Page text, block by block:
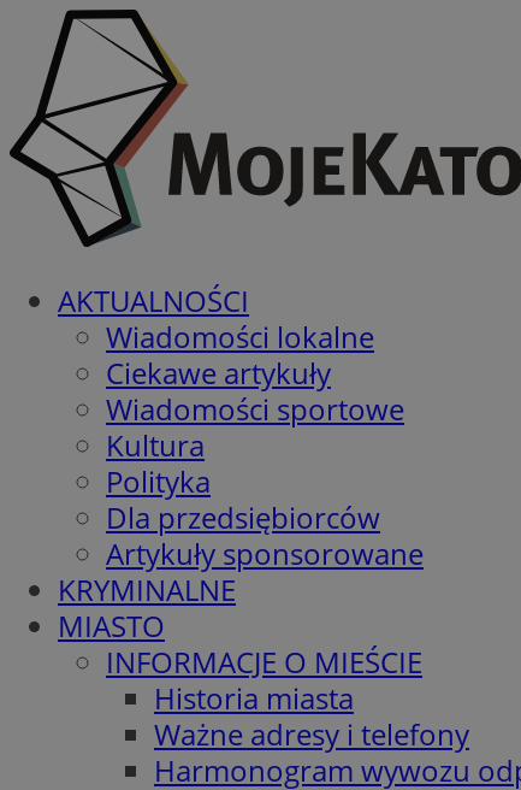
AKTUALNOŚCI
Wiadomości lokalne
Ciekawe artykuły
Wiadomości sportowe
Kultura
Polityka
Dla przedsiębiorców
Artykuły sponsorowane
KRYMINALNE
MIASTO
INFORMACJE O MIEŚCIE
Historia miasta
Ważne adresy i telefony
Harmonogram wywozu